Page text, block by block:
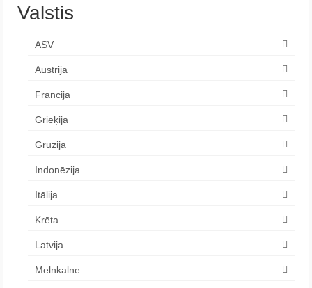
Valstis
ASV
Austrija
Francija
Grieķija
Gruzija
Indonēzija
Itālija
Krēta
Latvija
Melnkalne